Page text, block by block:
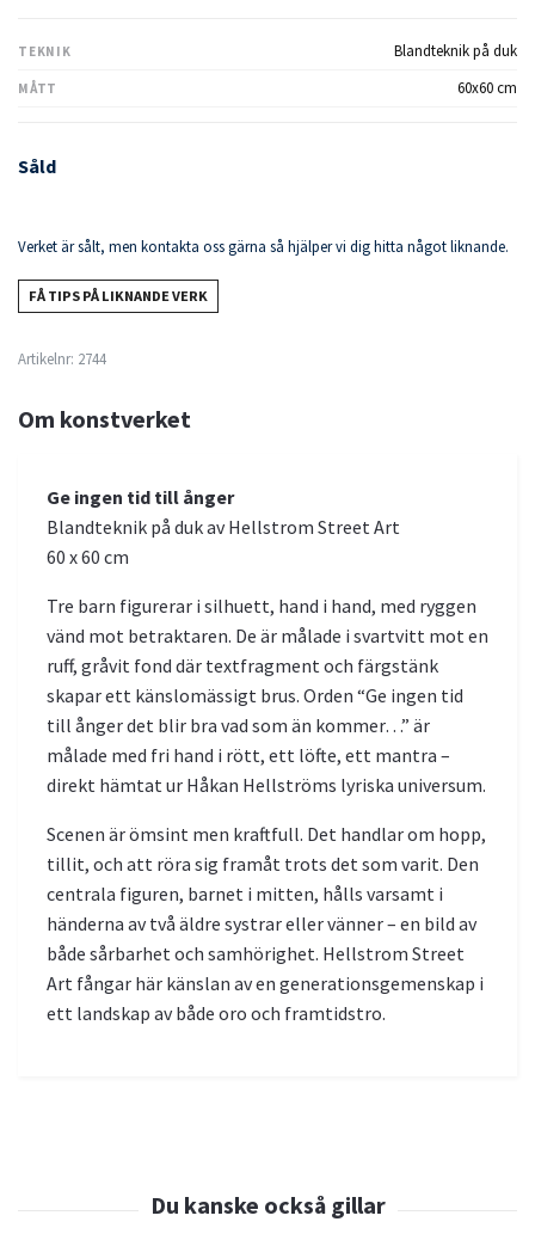
TEKNIK Blandteknik på duk
MÅTT 60x60 cm
Såld
Verket är sålt, men kontakta oss gärna så hjälper vi dig hitta något liknande.
FÅ TIPS PÅ LIKNANDE VERK
Artikelnr: 2744
Om konstverket
Ge ingen tid till ånger
Blandteknik på duk av Hellstrom Street Art
60 x 60 cm
Tre barn figurerar i silhuett, hand i hand, med ryggen
vänd mot betraktaren. De är målade i svartvitt mot en
ruff, gråvit fond där textfragment och färgstänk
skapar ett känslomässigt brus. Orden “Ge ingen tid
till ånger det blir bra vad som än kommer…” är
målade med fri hand i rött, ett löfte, ett mantra –
direkt hämtat ur Håkan Hellströms lyriska universum.
Scenen är ömsint men kraftfull. Det handlar om hopp,
tillit, och att röra sig framåt trots det som varit. Den
centrala figuren, barnet i mitten, hålls varsamt i
händerna av två äldre systrar eller vänner – en bild av
både sårbarhet och samhörighet. Hellstrom Street
Art fångar här känslan av en generationsgemenskap i
ett landskap av både oro och framtidstro.